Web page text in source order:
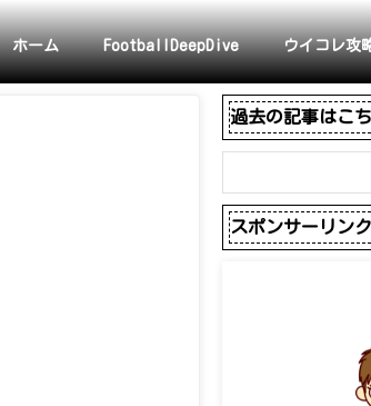
ホーム FootballDeepDive ウイコレ攻
過去の記事はこ
スポンサーリンク